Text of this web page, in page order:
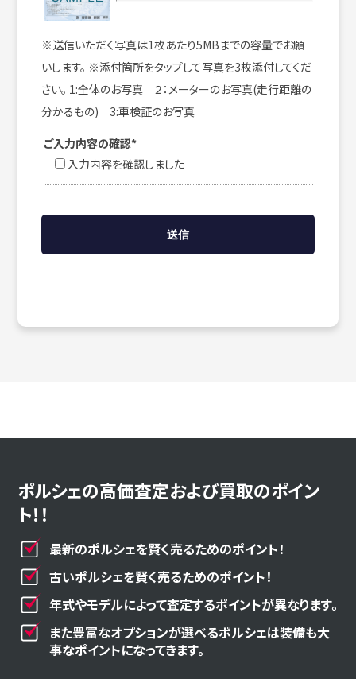
※送信いただく写真は1枚あたり5MBまでの容量でお願
いします。 ※添付箇所をタップして写真を3枚添付してくだ
さい。 1:全体のお写真 ２：メーターのお写真(走行距離の
分かるもの) 3:車検証のお写真
ご入力内容の確認*
入力内容を確認しました
ポルシェの高価査定および買取のポイン
ト！！
最新のポルシェを賢く売るためのポイント！
古いポルシェを賢く売るためのポイント！
年式やモデルによって査定するポイントが異なります。
また豊富なオプションが選べるポルシェは装備も大
事なポイントになってきます。